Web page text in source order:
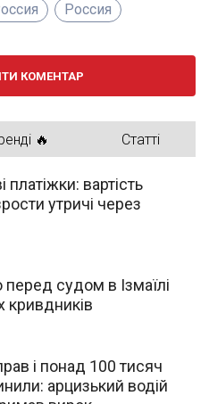
Россия
КОМЕНТАР
🔥 Статті
вартість
утричі через
судом в Ізмаїлі
кривдників
арцизький водій